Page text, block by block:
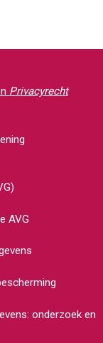
Privacyrecht
AVG
onderzoek en